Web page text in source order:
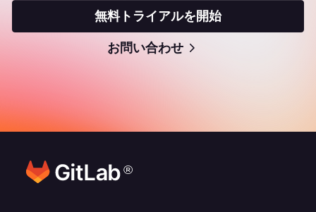
無料トライアルを開始
お問い合わせ
®